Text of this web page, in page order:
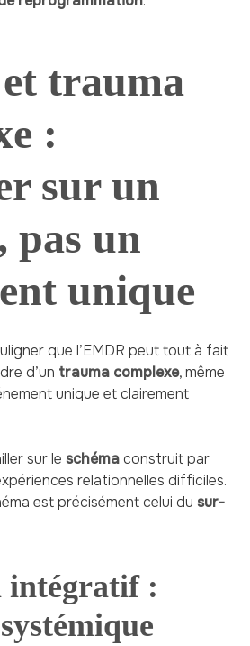
trauma
:
sur un
pas un
unique
que l’EMDR peut tout à fait
d’un trauma complexe, même
unique et clairement
sur le schémaconstruit par
relationnelles difficiles.
est précisément celui du sur-
intégratif :